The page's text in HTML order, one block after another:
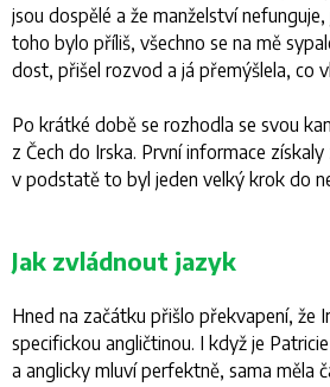
jsou dospělé a že manželství
toho bylo příliš, všechno se na mě
dost, přišel rozvod a já přemýšlela, co
Po krátké době se rozhodla se svou
z Čech do Irska. První informace
v podstatě to byl jeden velký krok do
Jak zvládnout jazyk
Hned na začátku přišlo překvapení, že
specifickou angličtinou. I když je
a anglicky mluví perfektně, sama měla